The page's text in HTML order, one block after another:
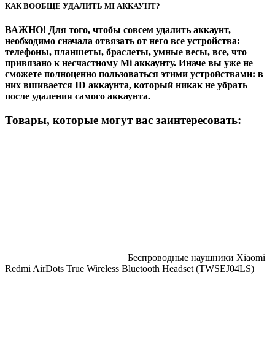
КАК ВООБЩЕ УДАЛИТЬ MI АККАУНТ?
ВАЖНО! Для того, чтобы совсем удалить аккаунт,
необходимо сначала отвязать от него все устройства:
телефоны, планшеты, браслеты, умные весы, все, что
привязано к несчастному Mi аккаунту. Иначе вы уже не
сможете полноценно пользоваться этими устройствами: в
них вшивается ID аккаунта, который никак не убрать
после удаления самого аккаунта.
Товары, которые могут вас заинтересовать:
Беспроводные наушники Xiaomi
Redmi AirDots True Wireless Bluetooth Headset (TWSEJ04LS)